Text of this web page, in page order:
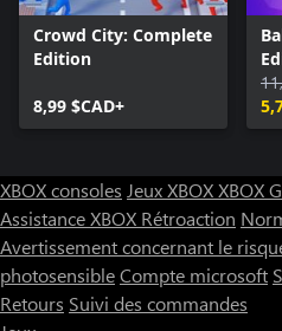
Crowd City: Complete
Edition
8,99 $CAD+
XBOX consoles Jeux XBOXXBOX
Assistance XBOX Rétroaction
Avertissement concernant le
photosensibleCompte microsoft
Retours Suivi des commandes